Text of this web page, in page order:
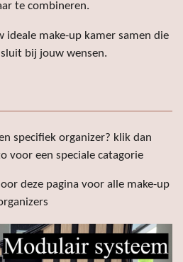
te combineren.
ideale make-up kamer samen die
bij jouw wensen.
specifiek organizer? klik dan
voor een speciale catagorie
deze pagina voor alle make-up